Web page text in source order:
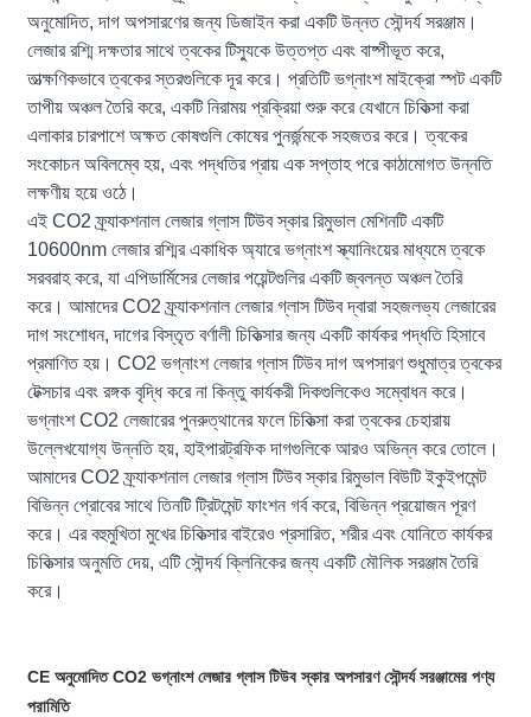
অনুমোদিত, দাগ অপসারণের জন্য ডিজাইন করা একটি উন্নত সৌন্দর্য সরঞ্জাম।
লেজার রশ্মি দক্ষতার সাথে ত্বকের টিস্যুকে উত্তপ্ত এবং বাষ্পীভূত করে,
তাত্ক্ষণিকভাবে ত্বকের স্তরগুলিকে দূর করে। প্রতিটি ভগ্নাংশ মাইক্রো স্পট একটি
তাপীয় অঞ্চল তৈরি করে, একটি নিরাময় প্রক্রিয়া শুরু করে যেখানে চিকিত্সা করা
এলাকার চারপাশে অক্ষত কোষগুলি কোষের পুনর্জন্মকে সহজতর করে। ত্বকের
সংকোচন অবিলম্বে হয়, এবং পদ্ধতির প্রায় এক সপ্তাহ পরে কাঠামোগত উন্নতি
লক্ষণীয় হয়ে ওঠে।
এই CO2 ফ্র্যাকশনাল লেজার গ্লাস টিউব স্কার রিমুভাল মেশিনটি একটি
10600nm লেজার রশ্মির একাধিক অ্যারে ভগ্নাংশ স্ক্যানিংয়ের মাধ্যমে ত্বকে
সরবরাহ করে, যা এপিডার্মিসের লেজার পয়েন্টগুলির একটি জ্বলন্ত অঞ্চল তৈরি
করে। আমাদের CO2 ফ্র্যাকশনাল লেজার গ্লাস টিউব দ্বারা সহজলভ্য লেজারের
দাগ সংশোধন, দাগের বিস্তৃত বর্ণালী চিকিত্সার জন্য একটি কার্যকর পদ্ধতি হিসাবে
প্রমাণিত হয়। CO2 ভগ্নাংশ লেজার গ্লাস টিউব দাগ অপসারণ শুধুমাত্র ত্বকের
টেক্সচার এবং রঙ্গক বৃদ্ধি করে না কিন্তু কার্যকরী দিকগুলিকেও সম্বোধন করে।
ভগ্নাংশ CO2 লেজারের পুনরুত্থানের ফলে চিকিত্সা করা ত্বকের চেহারায়
উল্লেখযোগ্য উন্নতি হয়, হাইপারট্রফিক দাগগুলিকে আরও অভিন্ন করে তোলে।
আমাদের CO2 ফ্র্যাকশনাল লেজার গ্লাস টিউব স্কার রিমুভাল বিউটি ইকুইপমেন্ট
বিভিন্ন প্রোবের সাথে তিনটি ট্রিটমেন্ট ফাংশন গর্ব করে, বিভিন্ন প্রয়োজন পূরণ
করে। এর বহুমুখিতা মুখের চিকিত্সার বাইরেও প্রসারিত, শরীর এবং যোনিতে কার্যকর
চিকিত্সার অনুমতি দেয়, এটি সৌন্দর্য ক্লিনিকের জন্য একটি মৌলিক সরঞ্জাম তৈরি
করে।
CE অনুমোদিত CO2 ভগ্নাংশ লেজার গ্লাস টিউব স্কার অপসারণ সৌন্দর্য সরঞ্জামের পণ্য
পরামিতি